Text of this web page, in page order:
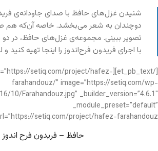
شنیدن غزل‌های حافظ با صدای جاودانه‌ی
دوچندان به شعر می‌بخشد. خاصه آن‌که هم
تصویر ببینی. مجموعه‌ی غزل‌های حافظ، در
با اجرای فریدون فرح‌اندوز را اینجا تهیه کنید و
url=”https://setiq.com/project/hafez-
farahandouz/” image=”https://setiq.com/wp-
10/Farahandouz.jpg” _builder_version=”4.6.1″
_module_preset=”default”
setiq.com/project/hafez-farahandouz/”]
حافظ – فریدون فرح اندوز